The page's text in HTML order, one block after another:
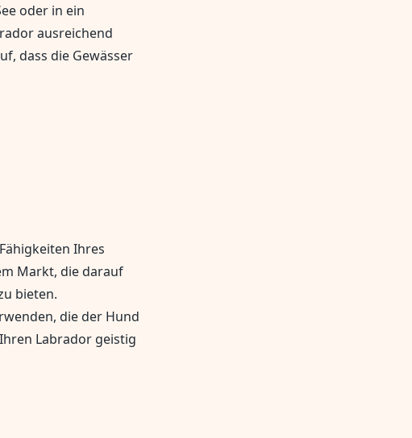
oder in ein
ausreichend
dass die Gewässer
Ihres
Markt, die darauf
bieten.
die der Hund
Labrador geistig